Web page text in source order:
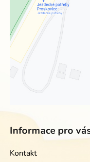
Informace pro
Kontakt